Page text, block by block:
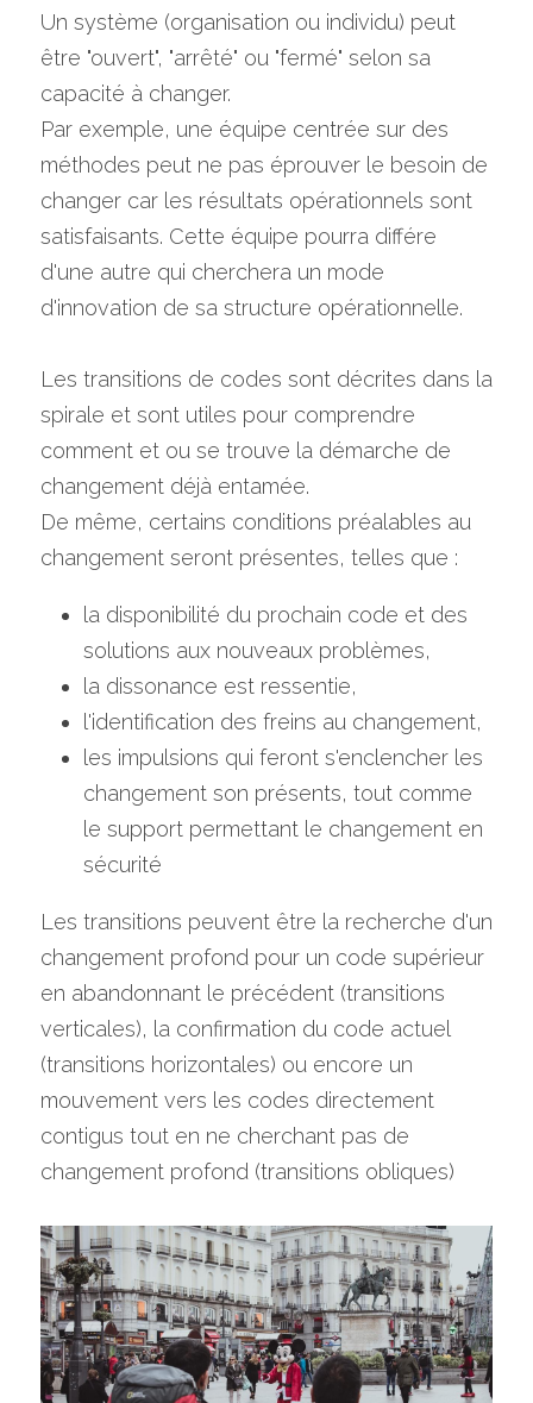
Un système (organisation ou individu) peut
être "ouvert", "arrêté" ou "fermé" selon sa
capacité à changer.
Par exemple, une équipe centrée sur des
méthodes peut ne pas éprouver le besoin de
changer car les résultats opérationnels sont
satisfaisants. Cette équipe pourra différe
d'une autre qui cherchera un mode
d'innovation de sa structure opérationnelle.
Les transitions de codes sont décrites dans la
spirale et sont utiles pour comprendre
comment et ou se trouve la démarche de
changement déjà entamée.
De même, certains conditions préalables au
changement seront présentes, telles que :
la disponibilité du prochain code et des
solutions aux nouveaux problèmes,
la dissonance est ressentie,
l'identification des freins au changement,
les impulsions qui feront s'enclencher les
changement son présents, tout comme
le support permettant le changement en
sécurité
Les transitions peuvent être la recherche d'un
changement profond pour un code supérieur
en abandonnant le précédent (transitions
verticales), la confirmation du code actuel
(transitions horizontales) ou encore un
mouvement vers les codes directement
contigus tout en ne cherchant pas de
changement profond (transitions obliques)